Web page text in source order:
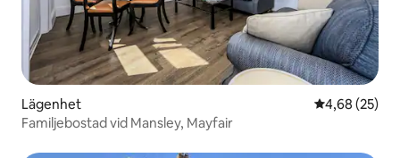
Lägenhet 4,68 av 5 i
4,68 (25)
Familjebostad vid Mansley, Mayfair